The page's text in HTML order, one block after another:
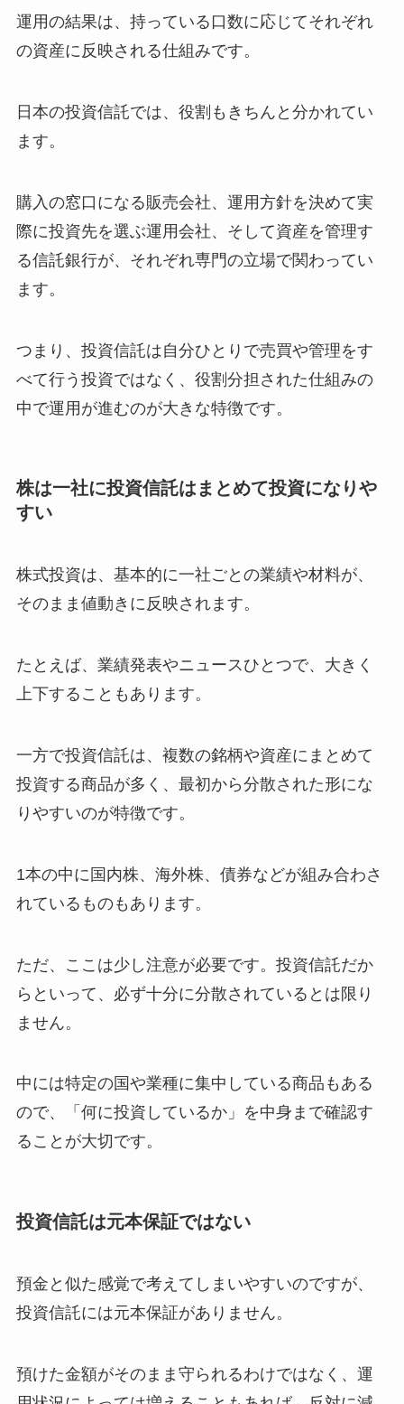
運用の結果は、持っている口数に応じてそれぞれ
の資産に反映される仕組みです。
日本の投資信託では、役割もきちんと分かれてい
ます。
購入の窓口になる販売会社、運用方針を決めて実
際に投資先を選ぶ運用会社、そして資産を管理す
る信託銀行が、それぞれ専門の立場で関わってい
ます。
つまり、投資信託は自分ひとりで売買や管理をす
べて行う投資ではなく、役割分担された仕組みの
中で運用が進むのが大きな特徴です。
株は一社に投資信託はまとめて投資になりや
すい
株式投資は、基本的に一社ごとの業績や材料が、
そのまま値動きに反映されます。
たとえば、業績発表やニュースひとつで、大きく
上下することもあります。
一方で投資信託は、複数の銘柄や資産にまとめて
投資する商品が多く、最初から分散された形にな
りやすいのが特徴です。
1本の中に国内株、海外株、債券などが組み合わさ
れているものもあります。
ただ、ここは少し注意が必要です。投資信託だか
らといって、必ず十分に分散されているとは限り
ません。
中には特定の国や業種に集中している商品もある
ので、「何に投資しているか」を中身まで確認す
ることが大切です。
投資信託は元本保証ではない
預金と似た感覚で考えてしまいやすいのですが、
投資信託には元本保証がありません。
預けた金額がそのまま守られるわけではなく、運